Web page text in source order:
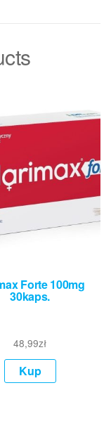
Forte 100mg
30kaps.
48,99zł
Kup